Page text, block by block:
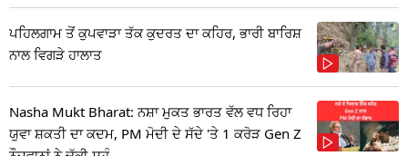
ਪਹਿਲਗਾਮ ਤੋਂ ਕੁਪਵਾੜਾ ਤੱਕ ਕੁਦਰਤ ਦਾ ਕਹਿਰ, ਭਾਰੀ ਬਾਰਿਸ਼
ਨਾਲ ਵਿਗੜੇ ਹਾਲਾਤ
Nasha Mukt Bharat: ਨਸ਼ਾ ਮੁਕਤ ਭਾਰਤ ਵੱਲ ਵਧ ਰਿਹਾ
ਯੁਵਾ ਸ਼ਕਤੀ ਦਾ ਕਦਮ, PM ਮੋਦੀ ਦੇ ਸੱਦੇ 'ਤੇ 1 ਕਰੋੜ Gen Z